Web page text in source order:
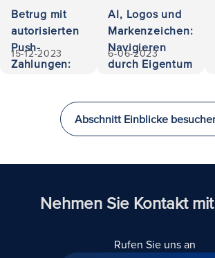
Betrug mit
autorisierten
Push-
Zahlungen:
zurückerobert
15-12-2023
AI, Logos und
Markenzeichen:
Navigieren
durch Eigentum
6-06-2023
Abschnitt Einblicke
Nehmen Sie Kontakt
Rufen Sie uns an